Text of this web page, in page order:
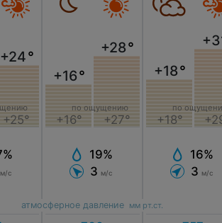
+24°
+25°
м/с
+16°
+16°
+28°
+27°
по ощущению
19%
3 м/с
+18°
+18°
по
16%
3 м/с
атмосферное давление мм рт.ст.